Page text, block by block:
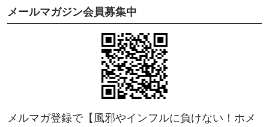
実はオランダには、そのような社会の実現に向け
て、着実に歩を進めているホメオパス養成スクール
ホメオパシーの始祖である医師ハーネマンの二大著
作をつぶさに研究し、その成果を40数年にわたる実
メールマガジン会員募集中
メルマガ登録で【風邪やインフルに負けない！ホメ